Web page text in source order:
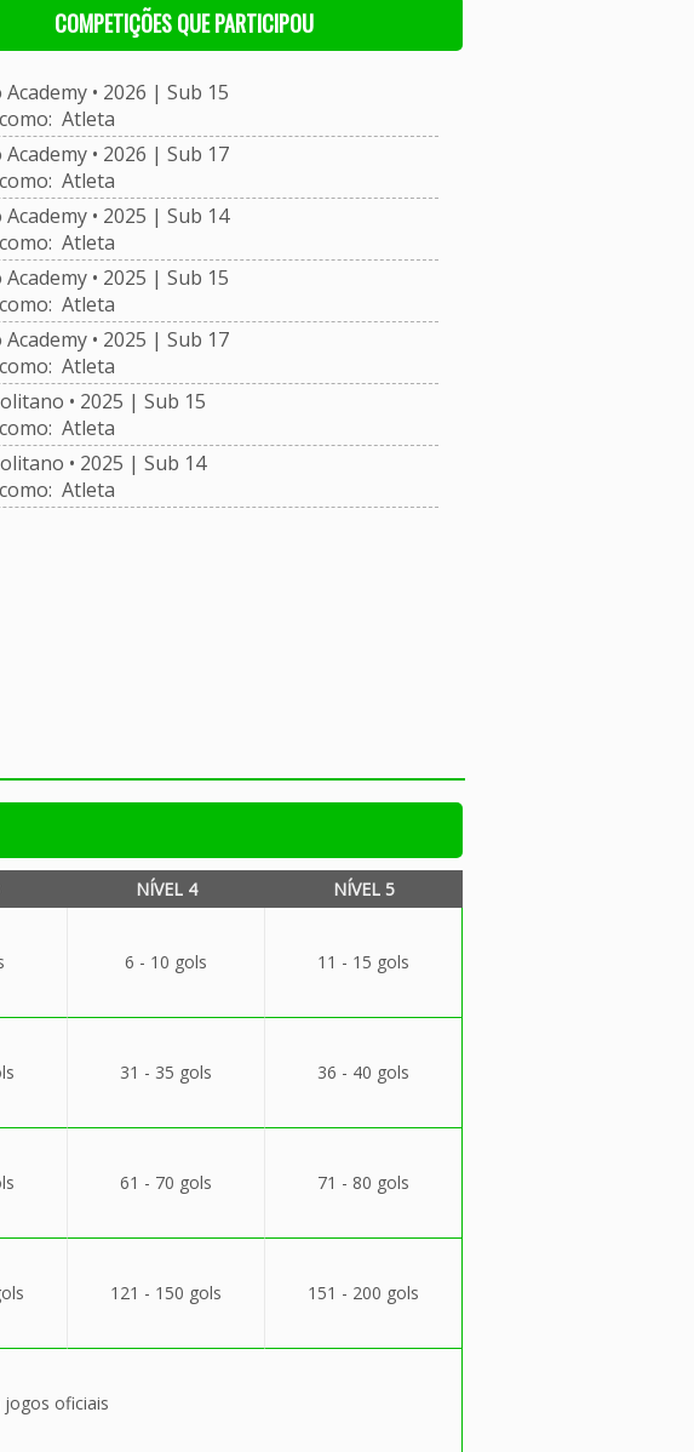
COMPETIÇÕES QUE PARTICIPOU
• 2026 | Sub 15
Atleta
• 2026 | Sub 17
Atleta
• 2025 | Sub 14
Atleta
• 2025 | Sub 15
Atleta
• 2025 | Sub 17
Atleta
• 2025 | Sub 15
Atleta
• 2025 | Sub 14
Atleta
NÍVEL 4 NÍVEL 5
6 - 10 gols 11 - 15 gols
31 - 35 gols 36 - 40 gols
61 - 70 gols 71 - 80 gols
121 - 150 gols 151 - 200 gols
jogos oficiais